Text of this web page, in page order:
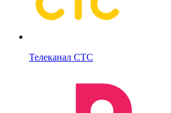
Телеканал СТС